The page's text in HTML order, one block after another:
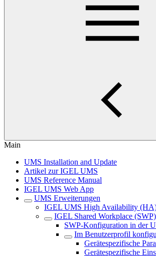
Main
UMS Installation and Update
Artikel zur IGEL UMS
UMS Reference Manual
IGEL UMS Web App
UMS Erweiterungen
IGEL UMS High Availability
IGEL Shared Workplace (SWP)
SWP-Konfiguration in der
Im Benutzerprofil
Gerätespezifische
Gerätespezifische